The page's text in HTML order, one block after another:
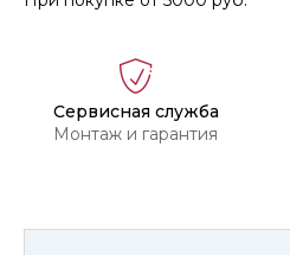
Сервисная служба
Монтаж и гарантия